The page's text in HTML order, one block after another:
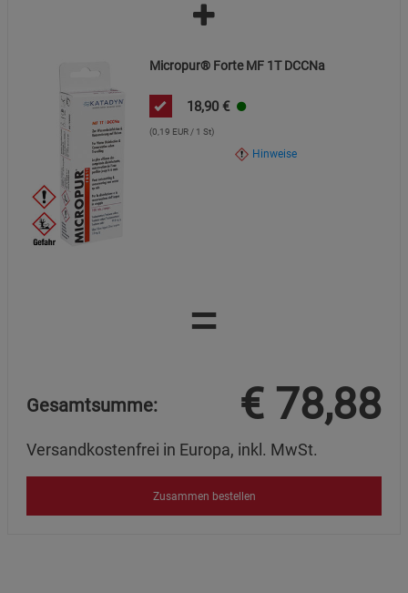
Micropur® Forte MF 1T DCCNa
18,90 €
(0,19 EUR / 1 St)
Hinweise
=
Gesamtsumme: € 78,88
Versandkostenfrei in Europa, inkl. MwSt.
Zusammen bestellen